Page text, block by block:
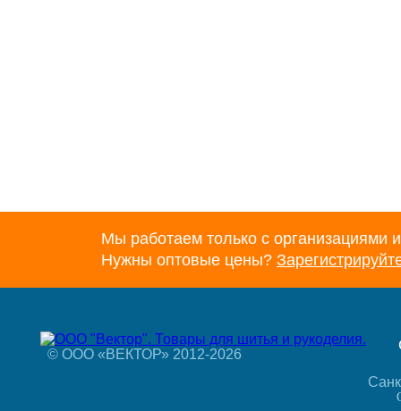
Мы работаем только с организациями
Нужны оптовые цены?
© ООО «ВЕКТОР» 2012-2026